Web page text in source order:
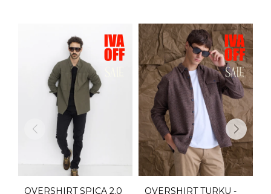
OVERSHIRT SPICA 2.0
OVERSHIRT TURKU -